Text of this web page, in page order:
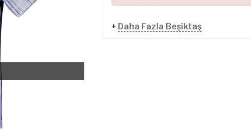
+ Daha Fazla Beşiktaş